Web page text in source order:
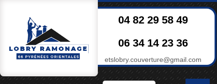
04 82 29 58 49
06 34 14 23 36
etslobry.couverture@gmail.com